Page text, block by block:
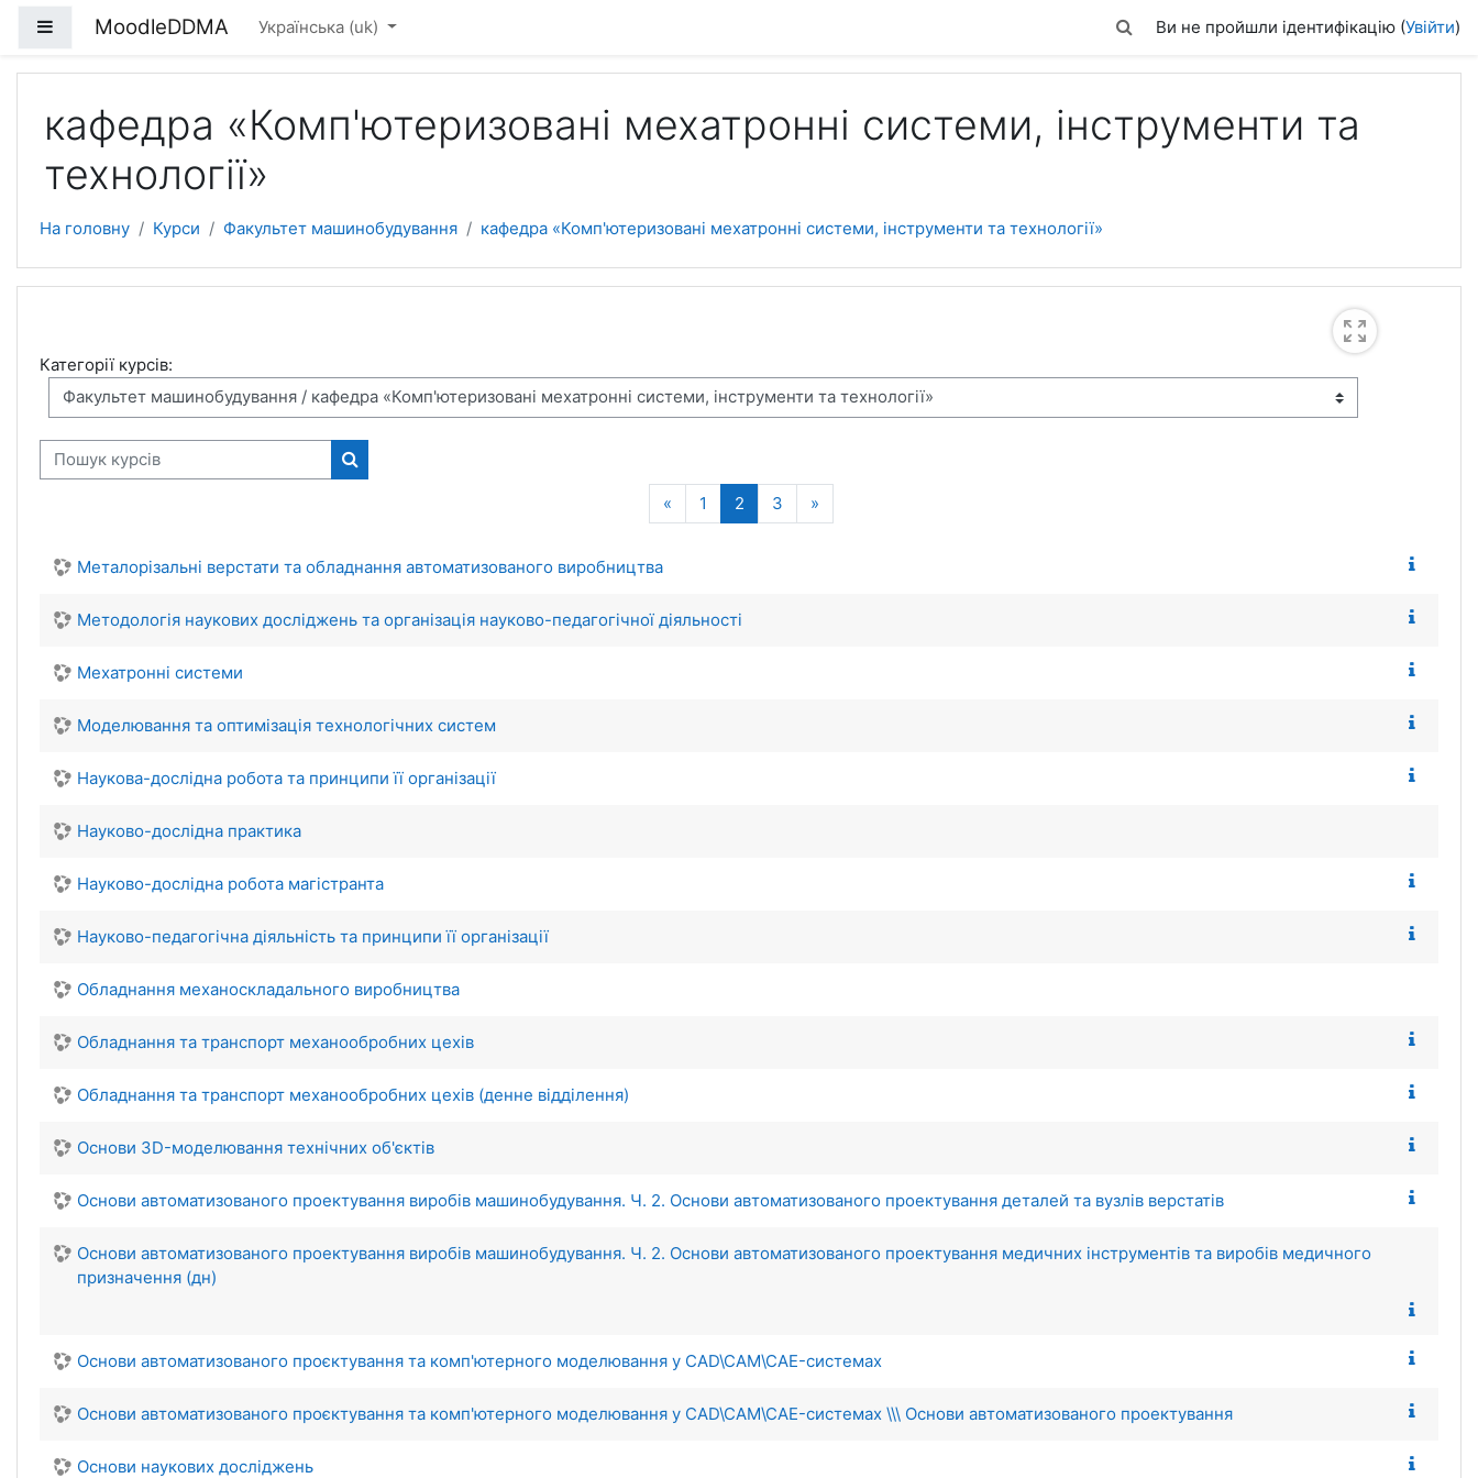
Бокова панель
MoodleDDMA Українська ‎(uk)‎ Переключити введення пошуку
Ви не пройшли ідентифікацію (Увійти)
кафедра «Комп'ютеризовані мехатронні системи, інструменти та
технології»
На головну Курси Факультет машинобудування кафедра «Комп'ютеризовані мехатронні системи, інструменти та технології»
Категорії курсів:
Пошук курсів
Пошук курсів
«Попередня сторінка
1 2(поточний)
3 »Наступна сторінка
Металорізальні верстати та обладнання автоматизованого виробництва
Методологія наукових досліджень та організація науково-педагогічної діяльності
Мехатронні системи
Моделювання та оптимізація технологічних систем
Наукова-дослідна робота та принципи її організації
Науково-дослідна практика
Науково-дослідна робота магістранта
Науково-педагогічна діяльність та принципи її організації
Обладнання механоскладального виробництва
Обладнання та транспорт механообробних цехів
Обладнання та транспорт механообробних цехів (денне відділення)
Основи 3D-моделювання технічних об'єктів
Основи автоматизованого проектування виробів машинобудування. Ч. 2. Основи автоматизованого проектування деталей та вузлів верстатів
Основи автоматизованого проектування виробів машинобудування. Ч. 2. Основи автоматизованого проектування медичних інструментів та виробів медичного
призначення (дн)
Основи автоматизованого проєктування та комп'ютерного моделювання у CAD\CAM\CAE-системах
Основи автоматизованого проєктування та комп'ютерного моделювання у CAD\CAM\CAE-системах \\\ Основи автоматизованого проектування
Основи наукових досліджень